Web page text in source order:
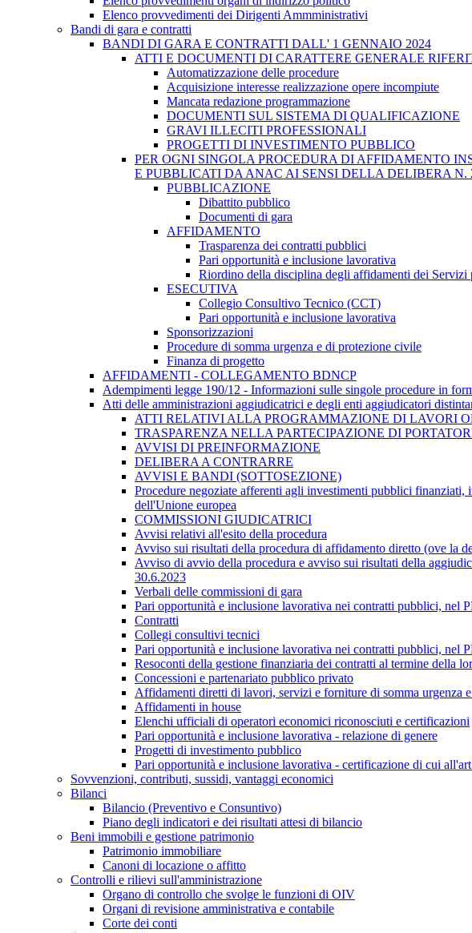
Elenco provvedimenti dei Dirigenti Ammministrativi
Bandi di gara e contratti
BANDI DI GARA E CONTRATTI DALL' 1 GENNAIO 2024
ATTI E DOCUMENTI DI CARATTERE GENERALE
Automatizzazione delle procedure
Acquisizione interesse realizzazione opere incompiute
Mancata redazione programmazione
DOCUMENTI SUL SISTEMA DI QUALIFICAZIONE
GRAVI ILLECITI PROFESSIONALI
PROGETTI DI INVESTIMENTO PUBBLICO
PER OGNI SINGOLA PROCEDURA DI AFFIDAMENTO
E PUBBLICATI DA ANAC AI SENSI DELLA DELIBERA N.
PUBBLICAZIONE
Dibattito pubblico
Documenti di gara
AFFIDAMENTO
Trasparenza dei contratti pubblici
Pari opportunità e inclusione lavorativa
Riordino della disciplina degli affidamenti dei
ESECUTIVA
Collegio Consultivo Tecnico (CCT)
Pari opportunità e inclusione lavorativa
Sponsorizzazioni
Procedure di somma urgenza e di protezione civile
Finanza di progetto
AFFIDAMENTI - COLLEGAMENTO BDNCP
Adempimenti legge 190/12 - Informazioni sulle singole procedure in
Atti delle amministrazioni aggiudicatrici e degli enti aggiudicatori
ATTI RELATIVI ALLA PROGRAMMAZIONE DI LAVORI
TRASPARENZA NELLA PARTECIPAZIONE DI
AVVISI DI PREINFORMAZIONE
DELIBERA A CONTRARRE
AVVISI E BANDI (SOTTOSEZIONE)
Procedure negoziate afferenti agli investimenti pubblici
dell'Unione europea
COMMISSIONI GIUDICATRICI
Avvisi relativi all'esito della procedura
Avviso sui risultati della procedura di affidamento diretto (ove la
Avviso di avvio della procedura e avviso sui risultati della
30.6.2023
Verbali delle commissioni di gara
Pari opportunità e inclusione lavorativa nei contratti pubblici, nel
Contratti
Collegi consultivi tecnici
Pari opportunità e inclusione lavorativa nei contratti pubblici, nel
Resoconti della gestione finanziaria dei contratti al termine della
Concessioni e partenariato pubblico privato
Affidamenti diretti di lavori, servizi e forniture di somma urgenza
Affidamenti in house
Elenchi ufficiali di operatori economici riconosciuti e certificazioni
Pari opportunità e inclusione lavorativa - relazione di genere
Progetti di investimento pubblico
Pari opportunità e inclusione lavorativa - certificazione di cui
Sovvenzioni, contributi, sussidi, vantaggi economici
Bilanci
Bilancio (Preventivo e Consuntivo)
Piano degli indicatori e dei risultati attesi di bilancio
Beni immobili e gestione patrimonio
Patrimonio immobiliare
Canoni di locazione o affitto
Controlli e rilievi sull'amministrazione
Organo di controllo che svolge le funzioni di OIV
Organi di revisione amministrativa e contabile
Corte dei conti